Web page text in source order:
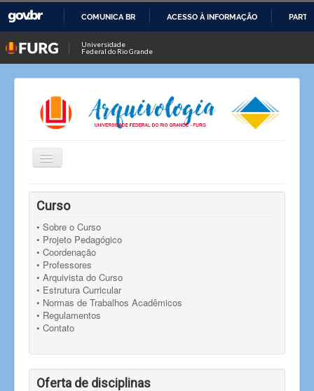
O
CONTEÚDO
COMUNICA BR ACESSO À INFORMAÇÃO
Universidade
Federal do Rio Grande
Alternar
Navegação
Você está aqui:
Oportunidades
Seleção de bolsista para projeto de extensão
Curso
• Sobre o Curso
• Projeto Pedagógico
• Coordenação
• Professores
• Arquivista do Curso
• Estrutura Curricular
• Normas de Trabalhos Acadêmicos
• Regulamentos
• Contato
Oferta de disciplinas